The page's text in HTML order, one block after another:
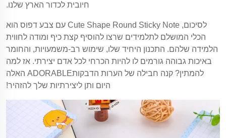
חיובית לכדור הארץ שלנו.
לסיכום, Cute Shape Round Sticky Note עם צבע דפוס הוא
הכלי המושלם לתלמידים שרצו להוסיף קצת כיף ומודה לחווית
הלמידה שלהם. התכנון היחיד שלו, שימוש רב-משמעויות, והחומר
באיכות גבוהה גורמים לו להיות הכרחי לכל אדם יצירתי. אז למה
להמתין? קנה חבילה של הערות הדבקותADORABLE האלה
היום ותן ליצירתיות שלך להזהיר!